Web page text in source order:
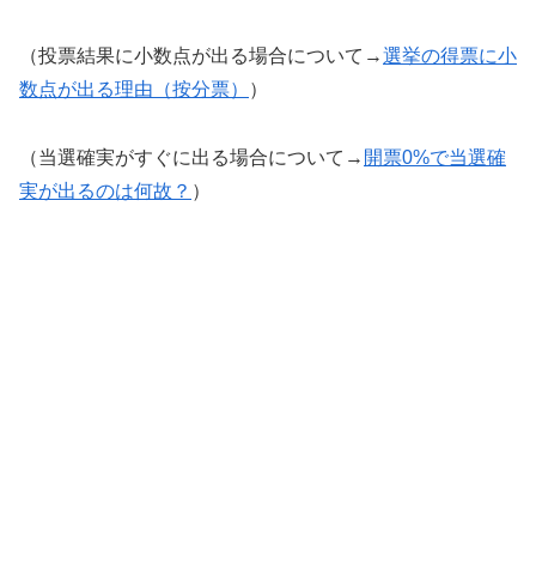
（投票結果に小数点が出る場合について→選挙の得票に小
数点が出る理由（按分票）
）
（当選確実がすぐに出る場合について→ 開票0%で当選確
実が出るのは何故？ ）